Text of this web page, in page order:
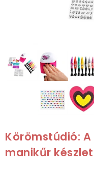
Körömstúdió:
manikűr